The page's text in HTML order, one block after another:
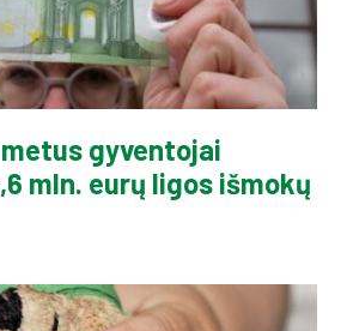
metus gyventojai
mln. eurų ligos išmokų